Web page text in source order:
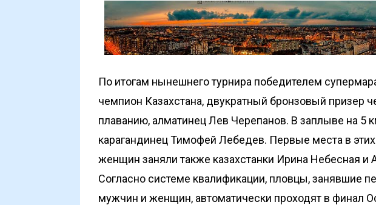
По итогам нынешнего турнира победителем
чемпион Казахстана, двукратный бронзовый призер
плаванию, алматинец Лев Черепанов. В заплыве на 5
карагандинец Тимофей Лебедев. Первые места в
женщин заняли также казахстанки Ирина Небесная и
Согласно системе квалификации, пловцы, занявшие
мужчин и женщин, автоматически проходят в финал